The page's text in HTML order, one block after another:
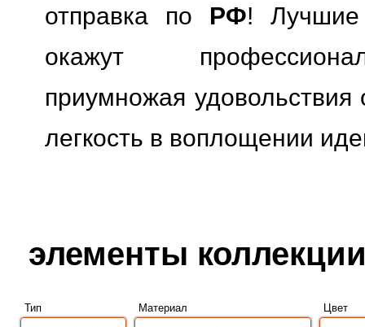
отправка по РФ! Лучшие
окажут
приумножая
легкость в воплощении
элементы
Тип Материал Цвет